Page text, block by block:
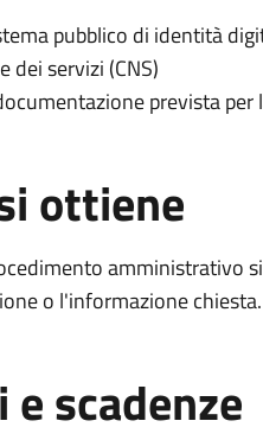
pubblico di identità
dei servizi (CNS)
prevista per
ottiene
amministrativo
o l'informazione chiesta.
e scadenze